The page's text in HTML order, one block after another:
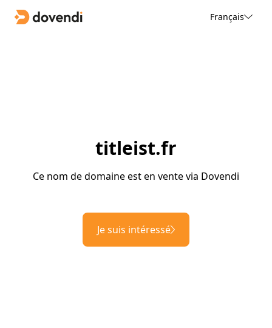
Français
titleist.fr
Ce nom de domaine est en vente via Dovendi
Je suis intéressé